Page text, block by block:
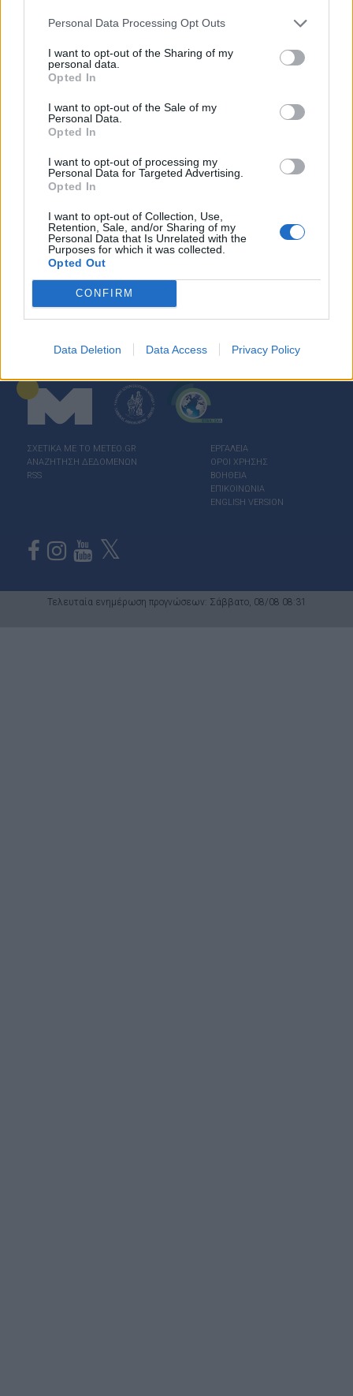
Personal Data Processing Opt Outs
I want to opt-out of the Sharing of my
personal data.
Opted In
I want to opt-out of the Sale of my
Personal Data.
Opted In
I want to opt-out of processing my
Personal Data for Targeted Advertising.
Opted In
I want to opt-out of Collection, Use,
Retention, Sale, and/or Sharing of my
Personal Data that Is Unrelated with the
Purposes for which it was collected.
Opted Out
CONFIRM
Data Deletion Data Access Privacy Policy
χάρτες σκόνης
χάρτες
UV
Ανεμολόγιο
Σελήνη: 24 ημερών
Επόμενη Πανσέληνος:
Παρασκευή, 28 Αυγούστου 2026
Αστρονομικό ημερολόγιο
ΣΧΕΤΙΚΑ ΜΕ ΤΟ ΜΕΤΕΟ.GR
ΑΝΑΖΗΤΗΣΗ ΔΕΔΟΜΕΝΩΝ
RSS
ΕΡΓΑΛΕΙΑ
ΟΡΟΙ ΧΡΗΣΗΣ
ΒΟΗΘΕΙΑ
ΕΠΙΚΟΙΝΩΝΙΑ
ENGLISH VERSION
Τελευταία ενημέρωση προγνώσεων: Σάββατο, 08/08 08:31